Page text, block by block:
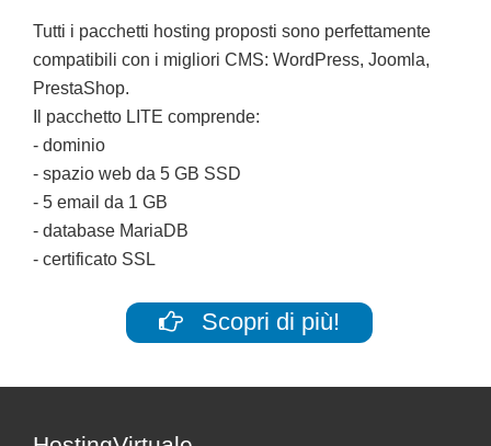
Tutti i pacchetti hosting proposti sono perfettamente
compatibili con i migliori CMS: WordPress, Joomla,
PrestaShop.
Il pacchetto LITE comprende:
- dominio
- spazio web da 5 GB SSD
- 5 email da 1 GB
- database MariaDB
- certificato SSL
Scopri di più!